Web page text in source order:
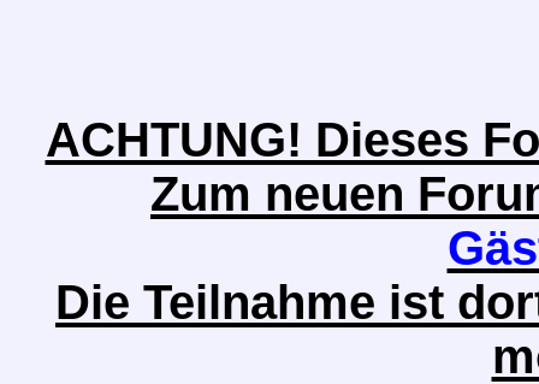
ACHTUNG! Dieses
Zum neuen
Die Teilnahme ist